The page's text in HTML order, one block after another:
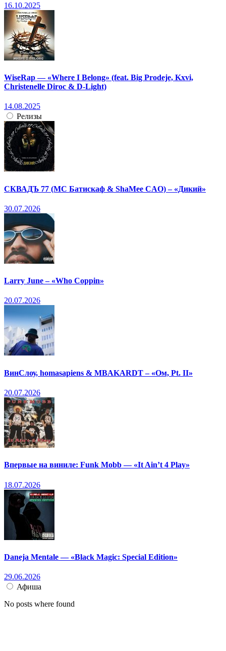
16.10.2025
WiseRap — «Where I Belong» (feat. Big Prodeje, Kxvi,
Christenelle Diroc & D-Light)
14.08.2025
Релизы
СКВАДЪ 77 (МС Батискаф & ShaMee CAO) – «Дикий»
30.07.2026
Larry June – «Who Coppin»
20.07.2026
ВинСлоу, homasapiens & MBAKARDT – «Ом, Pt. II»
20.07.2026
Впервые на виниле: Funk Mobb — «It Ain’t 4 Play»
18.07.2026
Daneja Mentale — «Black Magic: Special Edition»
29.06.2026
Афиша
No posts where found